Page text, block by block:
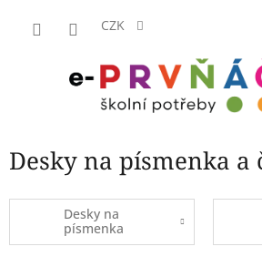
CZK
Desky na písmenka a
Desky na
písmenka